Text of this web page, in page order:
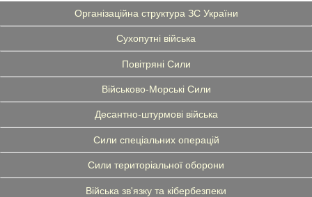
Організаційна структура ЗС України
Сухопутні війська
Повітряні Сили
Військово-Морські Сили
Десантно-штурмові війська
Сили спеціальних операцій
Сили територіальної оборони
Війська зв'язку та кібербезпеки